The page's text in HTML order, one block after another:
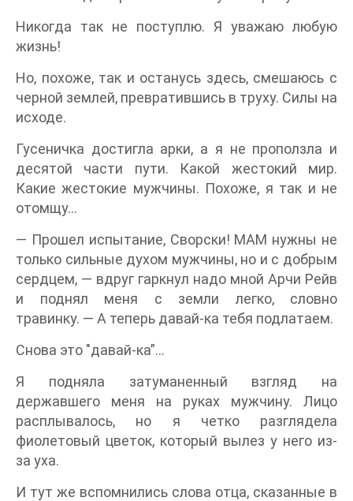
Никогда так не поступлю. Я уважаю любую
жизнь!
Но, похоже, так и останусь здесь, смешаюсь с
черной землей, превратившись в труху. Силы на
исходе.
Гусеничка достигла арки, а я не проползла и
десятой части пути. Какой жестокий мир.
Какие жестокие мужчины. Похоже, я так и не
отомщу…
— Прошел испытание, Сворски! МАМ нужны не
только сильные духом мужчины, но и с добрым
сердцем, — вдруг гаркнул надо мной Арчи Рейв
и поднял меня с земли легко, словно
травинку. — А теперь давай-ка тебя подлатаем.
Снова это "давай-ка”…
Я подняла затуманенный взгляд на
державшего меня на руках мужчину. Лицо
расплывалось, но я четко разглядела
фиолетовый цветок, который вылез у него из-
за уха.
И тут же вспомнились слова отца, сказанные в